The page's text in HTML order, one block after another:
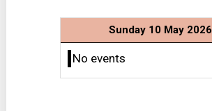
Sunday 10 May 2026
No events